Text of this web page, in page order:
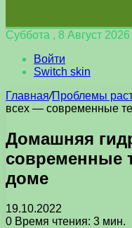
Суббота , 8 Август 2026
Войти
Switch skin
Главная/Проблемы
всех — современные
Домашняя
современные
доме
19.10.2022
0 Время чтения: 3 мин.